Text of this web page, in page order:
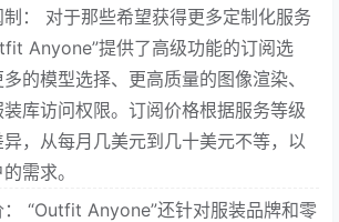
： 对于那些希望获得更多定制化服务
Anyone”提供了高级功能的订阅选
的模型选择、更高质量的图像渲染、
库访问权限。订阅价格根据服务等级
，从每月几美元到几十美元不等，以
需求。
“Outfit Anyone”还针对服装品牌和零